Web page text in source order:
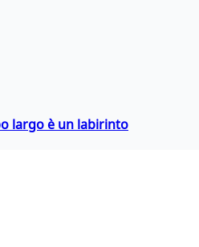
largo è un labirinto